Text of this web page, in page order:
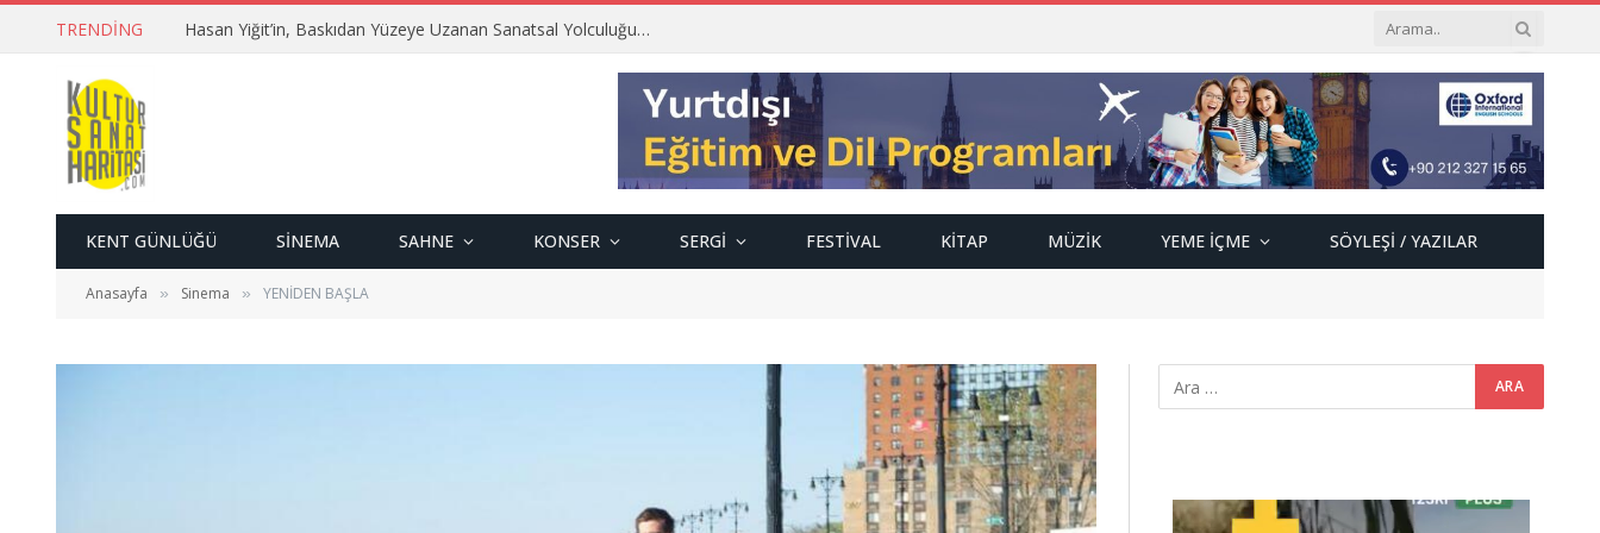
TRENDING Hasan Yiğit’in, Baskıdan Yüzeye Uzanan Sanatsal Yolculuğu…
KENT GÜNLÜĞÜ SINEMA SAHNE KONSER SERGI FESTIVAL KITAP MÜZIK YEME İÇME SÖYLEŞI / YAZILAR
Anasayfa » Sinema » YENİDEN BAŞLA
Video